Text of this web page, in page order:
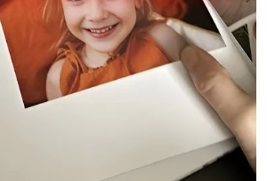
стили фотокниг